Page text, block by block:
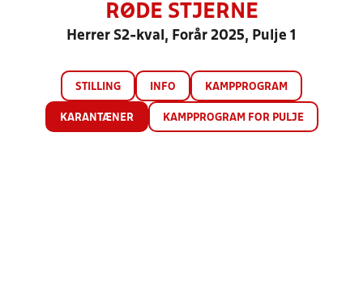
RØDE STJERNE
Herrer S2-kval, Forår 2025, Pulje 1
STILLING INFO KAMPPROGRAM
KARANTÆNER KAMPPROGRAM FOR PULJE